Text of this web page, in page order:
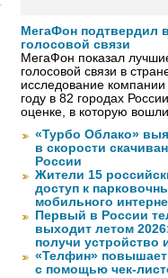
МегаФон подтвердил
голосовой связи
МегаФон показал
голосовой связи в
исследование
году в 82 городах
оценке, в которую
«Турбо Облако»
в скорости
России
Жители 15
доступ к
мобильного
Первый в России
выходит летом
получи устройство
«Телфин» повышает
с помощью чек-